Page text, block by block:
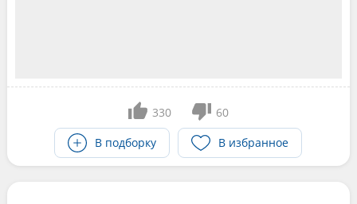
330
60
В подборку
В избранное